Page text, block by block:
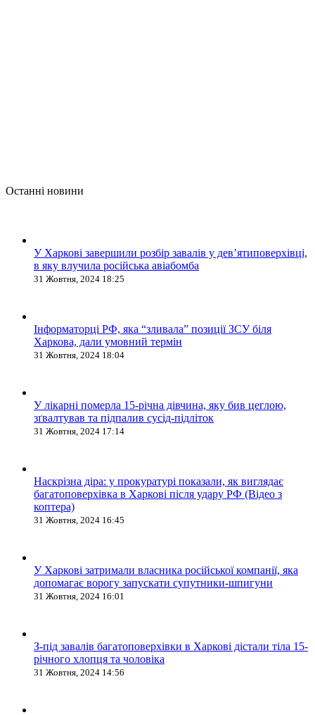
Останні новини
У Харкові завершили розбір завалів у дев’ятиповерхівці,
в яку влучила російська авіабомба
31 Жовтня, 2024 18:25
Інформаторці РФ, яка “зливала” позиції ЗСУ біля
Харкова, дали умовний термін
31 Жовтня, 2024 18:04
У лікарні померла 15-річна дівчина, яку бив цеглою,
зґвалтував та підпалив сусід-підліток
31 Жовтня, 2024 17:14
Наскрізна діра: у прокуратурі показали, як виглядає
багатоповерхівка в Харкові після удару РФ (Відео з
коптера)
31 Жовтня, 2024 16:45
У Харкові затримали власника російської компанії, яка
допомагає ворогу запускати супутники-шпигуни
31 Жовтня, 2024 16:01
З-під завалів багатоповерхівки в Харкові дістали тіла 15-
річного хлопця та чоловіка
31 Жовтня, 2024 14:56